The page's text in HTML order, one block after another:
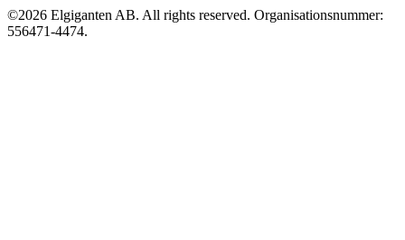
©2026 Elgiganten AB. All rights reserved. Organisationsnummer:
556471-4474.